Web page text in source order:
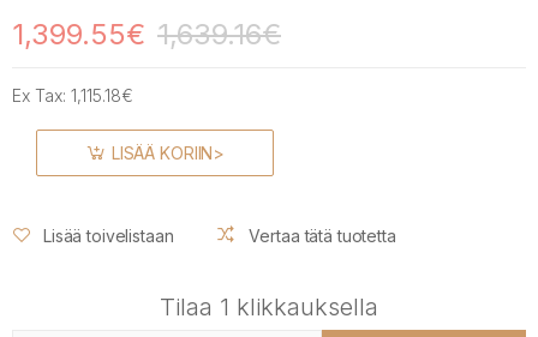
1,399.55€ 1,639.16€
Ex Tax: 1,115.18€
LISÄÄ KORIIN>
Lisää toivelistaan Vertaa tätä tuotetta
Tilaa 1 klikkauksella